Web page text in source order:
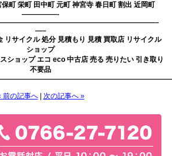
町 栄町 田中町 元町 神宮寺 春日町 割出 近岡町
—————-
—–
リサイクル 処分 見積もり 見積 買取店 リサイクル
ショップ
ショップ エコ eco 中古店 売る 売りたい 引き取り
不要品
前の記事へ| 次の記事へ »